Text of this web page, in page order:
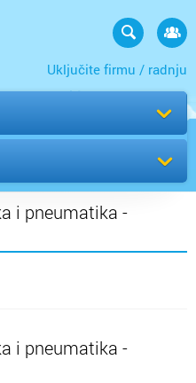
Uključite firmu / radnju
i pneumatika -
i pneumatika -